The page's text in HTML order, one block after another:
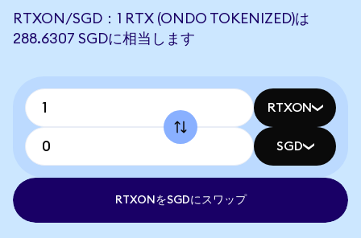
RTXON/SGD：1 RTX (ONDO TOKENIZED)は
288.6307 SGDに相当します
RTXON
SGD
RTXONをSGDにスワップ